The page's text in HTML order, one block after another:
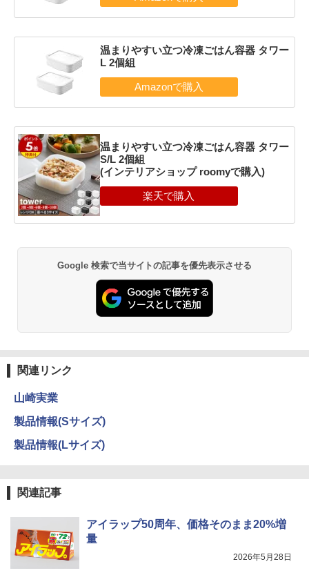
温まりやすい立つ冷凍ごはん容器 タワー
L 2個組
温まりやすい立つ冷凍ごはん容器 タワー
S/L 2個組
(インテリアショップ roomyで購入)
Google 検索で当サイトの記事を優先表示させる
関連リンク
山崎実業
製品情報(Sサイズ)
製品情報(Lサイズ)
関連記事
アイラップ50周年、価格そのまま20%増
量
2026年5月28日